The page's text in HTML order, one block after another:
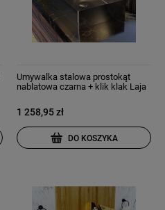
Umywalka stalowa prostokąt
nablatowa czarna + klik klak Laja
1 258,95 zł
DO KOSZYKA